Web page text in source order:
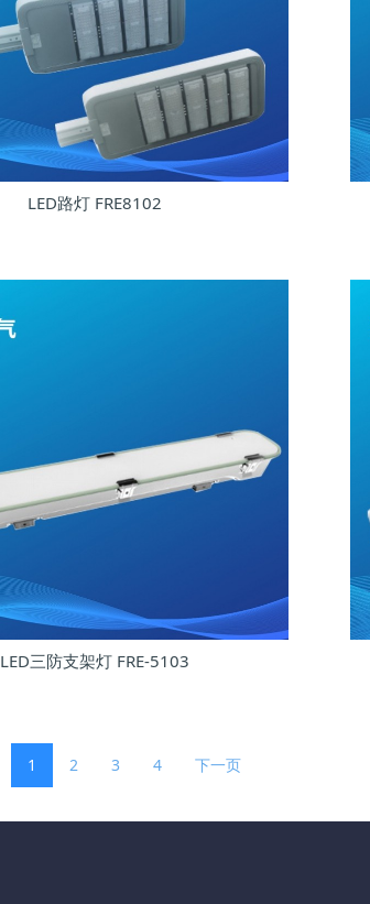
LED路灯 FRE8102
LED三防支架灯 FRE-5103
1 2 3 4 下一页